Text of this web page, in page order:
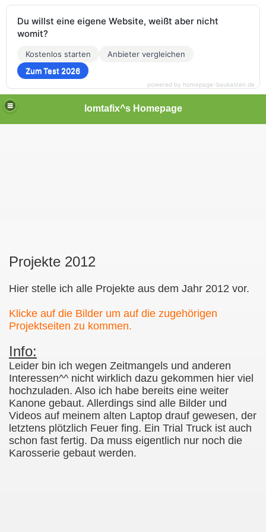
lomtafix^s Homepage
Projekte 2012
Hier stelle ich alle Projekte aus dem Jahr 2012 vor.
Klicke auf die Bilder um auf die zugehörigen
Projektseiten zu kommen.
Info:
Leider bin ich wegen Zeitmangels und anderen
Interessen^^ nicht wirklich dazu gekommen hier viel
hochzuladen. Also ich habe bereits eine weiter
Kanone gebaut. Allerdings sind alle Bilder und
Videos auf meinem alten Laptop drauf gewesen, der
letztens plötzlich Feuer fing. Ein Trial Truck ist auch
schon fast fertig. Da muss eigentlich nur noch die
Karosserie gebaut werden.
Du willst eine eigene Website, weißt aber nicht
womit?
Kostenlos starten
Anbieter vergleichen
Zum Test 2026
powered by homepage-baukasten.de